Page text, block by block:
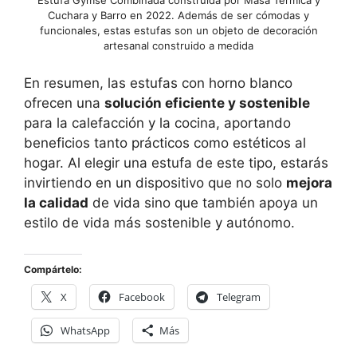
Cuchara y Barro en 2022. Además de ser cómodas y
funcionales, estas estufas son un objeto de decoración
artesanal construido a medida
En resumen, las estufas con horno blanco
ofrecen una solución eficiente y sostenible
para la calefacción y la cocina, aportando
beneficios tanto prácticos como estéticos al
hogar. Al elegir una estufa de este tipo, estarás
invirtiendo en un dispositivo que no solo mejora
la calidad de vida sino que también apoya un
estilo de vida más sostenible y autónomo.
Compártelo:
X Facebook Telegram
WhatsApp Más